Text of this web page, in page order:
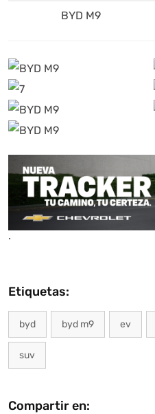
BYD M9
.
Etiquetas:
byd byd m9 ev
suv
Compartir en: